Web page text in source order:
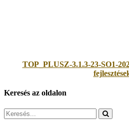
TOP_PLUSZ-3.1.3-23-SO1-
Keresés az oldalon
Search
for: